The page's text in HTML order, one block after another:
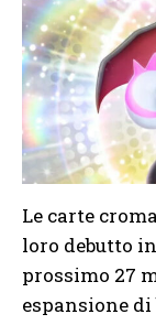
Le carte
loro debutto in
prossimo 27
espansione